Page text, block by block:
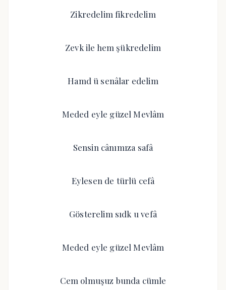
Zikredelim fikredelim
Zevk ile hem şükredelim
Hamd ü senâlar edelim
Meded eyle güzel Mevlâm
Sensin cânımıza safâ
Eylesen de türlü cefâ
Gösterelim sıdk u vefâ
Meded eyle güzel Mevlâm
Cem olmuşuz bunda cümle